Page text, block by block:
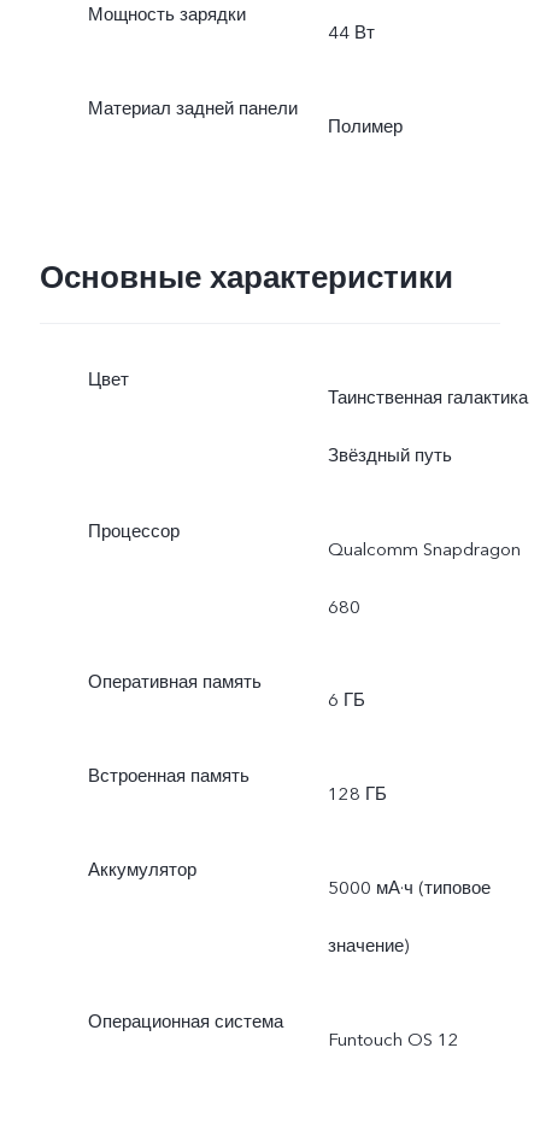
Мощность зарядки
44 Вт
Материал задней панели
Полимер
Основные характеристики
Цвет
Таинственная галактика
Звёздный путь
Процессор
Qualcomm Snapdragon
680
Оперативная память
6 ГБ
Встроенная память
128 ГБ
Аккумулятор
5000 мА·ч (типовое
значение)
Операционная система
Funtouch OS 12